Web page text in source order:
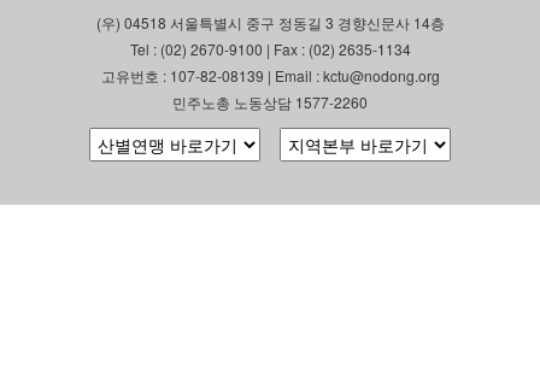
(우) 04518 서울특별시 중구 정동길 3 경향신문사 14층
Tel : (02) 2670-9100 | Fax : (02) 2635-1134
고유번호 : 107-82-08139 | Email : kctu@nodong.org
민주노총 노동상담 1577-2260